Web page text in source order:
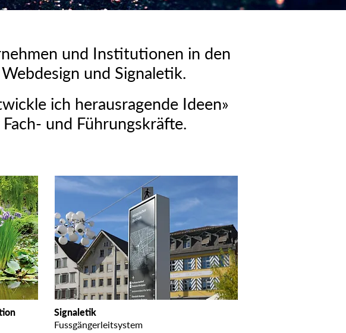
und Institutionen in den
und Signaletik.
ich herausragende Ideen»
und Führungskräfte.
Signaletik
Fussgängerleitsystem